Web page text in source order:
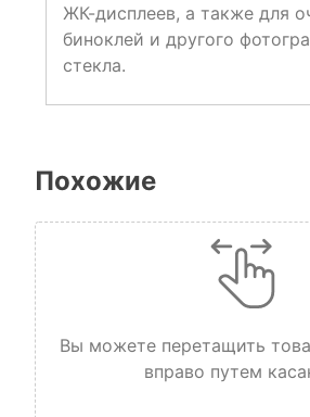
ЖК-дисплеев, а также для
биноклей и другого
стекла.
Похожие
Вы можете перетащить
вправо путем